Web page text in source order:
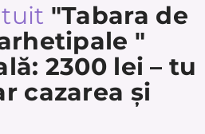
"Tabara de
"
2300 lei – tu
cazarea și